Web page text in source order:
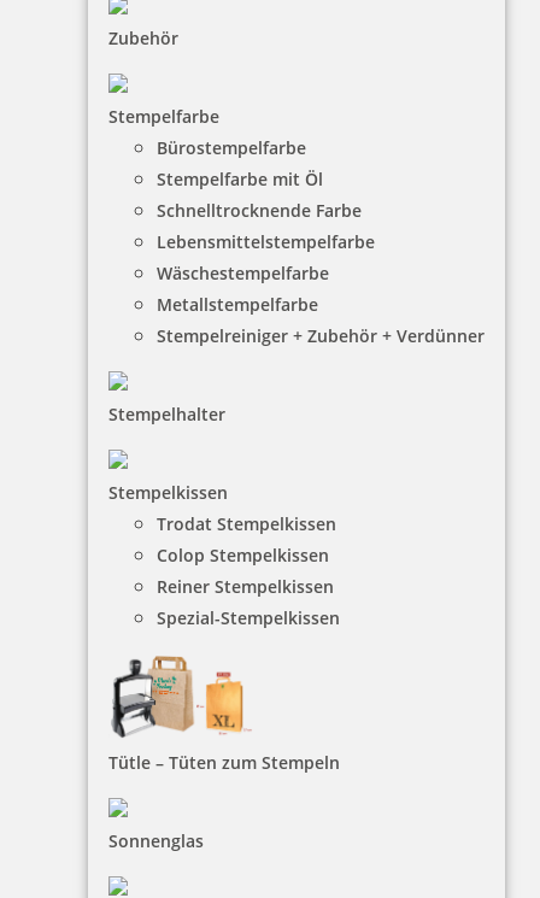
Zubehör
Stempelfarbe
Bürostempelfarbe
Stempelfarbe mit Öl
Schnelltrocknende Farbe
Lebensmittelstempelfarbe
Wäschestempelfarbe
Metallstempelfarbe
Stempelreiniger + Zubehör + Verdünner
Stempelhalter
Stempelkissen
Trodat Stempelkissen
Colop Stempelkissen
Reiner Stempelkissen
Spezial-Stempelkissen
Tütle – Tüten zum Stempeln
Sonnenglas
Jetzt gestalten
Osterstempel 05 Holz Osterpause
Jetzt gestalten
Osterstempel 06 Holz Motiv Osterei Frohe Ostern